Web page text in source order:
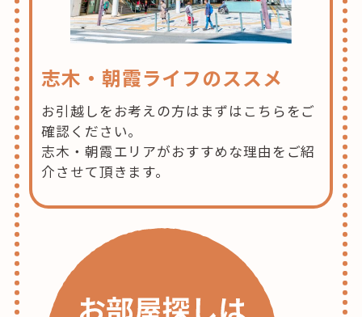
志木・朝霞ライフのススメ
お引越しをお考えの方はまずはこちらをご
確認ください。
志木・朝霞エリアがおすすめな理由をご紹
介させて頂きます。